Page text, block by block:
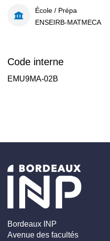
École / Prépa
ENSEIRB-MATMECA
Code interne
EMU9MA-02B
Bordeaux INP
Avenue des facultés